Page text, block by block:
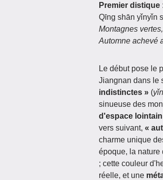
Premier distique
Qīng shān yǐnyǐn
Montagnes
Automne achevé
Le début pose le
Jiangnan dans le
indistinctes » (
sinueuse des
d'espace
vers suivant, «
charme unique
époque, la nature
; cette couleur
réelle, et une